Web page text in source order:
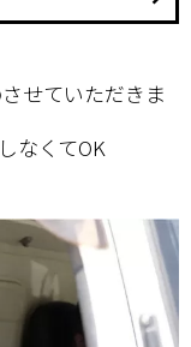
せていただきま
なくてOK